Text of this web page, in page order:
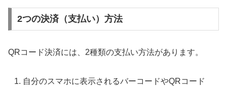
2つの決済（支払い）方法
QRコード決済には、2種類の支払い方法があります。
自分のスマホに表示されるバーコードやQRコード